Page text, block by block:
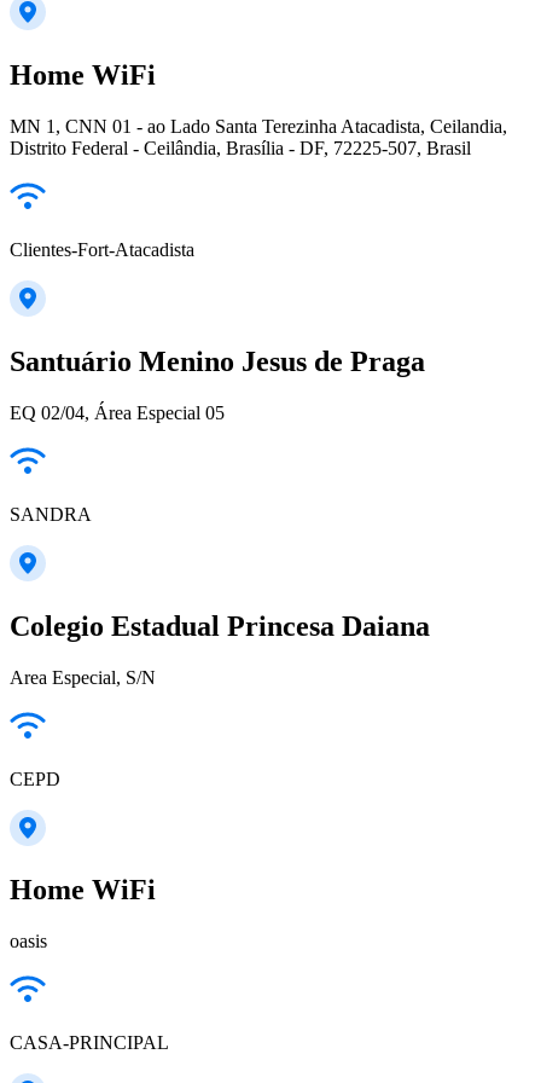
Home WiFi
MN 1, CNN 01 - ao Lado Santa Terezinha Atacadista, Ceilandia,
Distrito Federal - Ceilândia, Brasília - DF, 72225-507, Brasil
Clientes-Fort-Atacadista
Santuário Menino Jesus de Praga
EQ 02/04, Área Especial 05
SANDRA
Colegio Estadual Princesa Daiana
Area Especial, S/N
CEPD
Home WiFi
oasis
CASA-PRINCIPAL